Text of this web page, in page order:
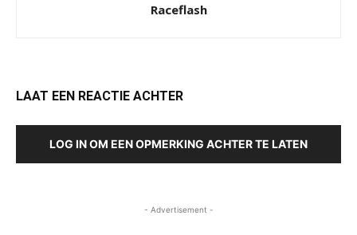
Raceflash
LAAT EEN REACTIE ACHTER
LOG IN OM EEN OPMERKING ACHTER TE LATEN
- Advertisement -